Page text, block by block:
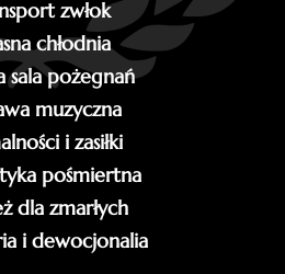
zwłok
chłodnia
sala pożegnań
muzyczna
i zasiłki
pośmiertna
dla zmarłych
i dewocjonalia